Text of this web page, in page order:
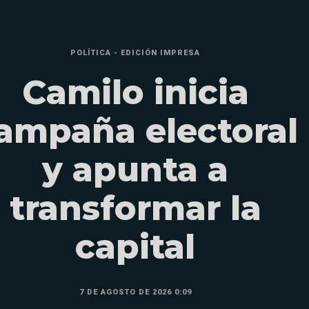
POLÍTICA - EDICIÓN IMPRESA
Camilo inicia
electoral
y apunta a
transformar la
capital
7 DE AGOSTO DE 2026 0:09